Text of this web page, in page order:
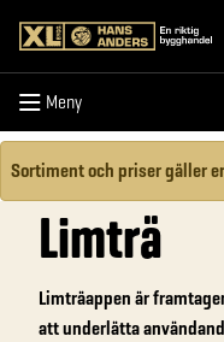
Meny
Meny
Sortiment och priser gäller
Limträ
Limträappen är
att underlätta